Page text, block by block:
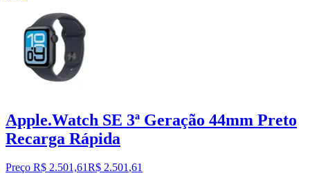
Apple.Watch SE 3ª Geração 44mm Preto
Recarga Rápida
Preço R$ 2.501,61R$ 2.501,61